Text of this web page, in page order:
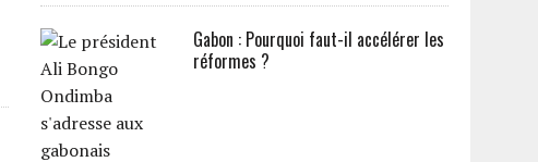
Gabon : Pourquoi faut-il accélérer les
réformes ?